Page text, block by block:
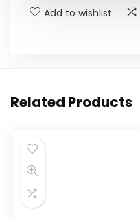
Add to wishlist
Related Products